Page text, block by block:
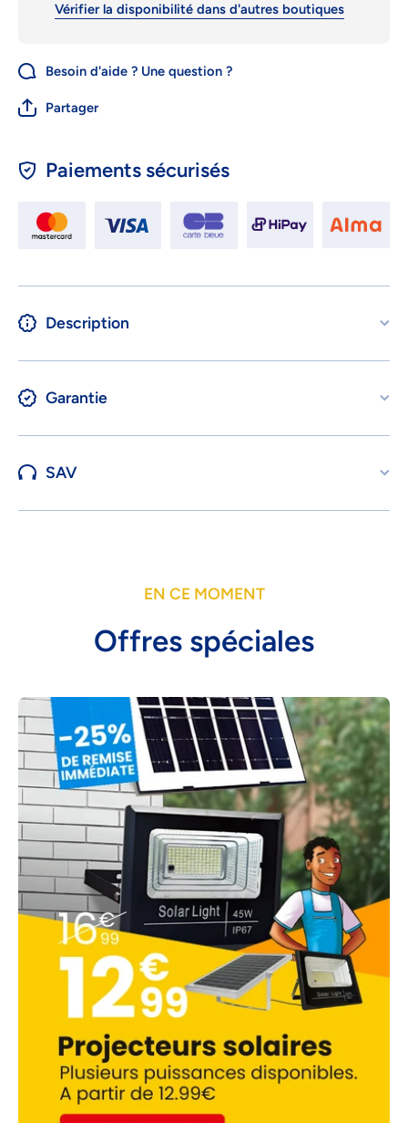
Vérifier la disponibilité dans d'autres boutiques
Besoin d'aide ? Une question ?
Partager
Paiements sécurisés
Description
Garantie
SAV
EN CE MOMENT
Offres spéciales